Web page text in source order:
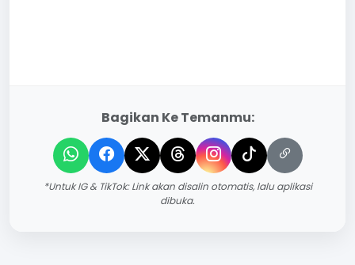
Bagikan Ke Temanmu:
*Untuk IG & TikTok: Link akan disalin otomatis, lalu aplikasi
dibuka.